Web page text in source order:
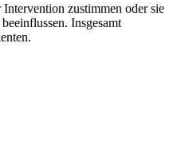
zustimmen oder sie
Insgesamt